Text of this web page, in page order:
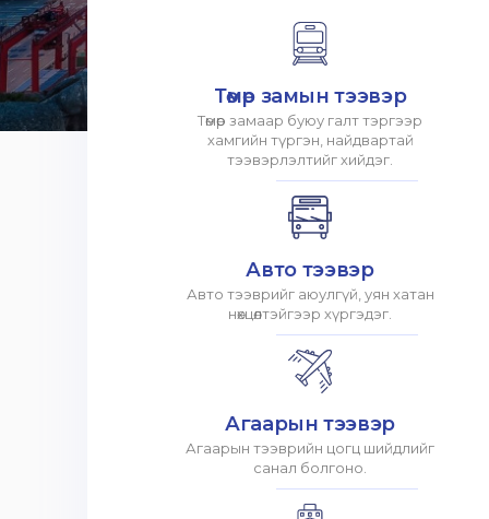
Төмөр замын тээвэр
Төмөр замаар буюу галт тэргээр
хамгийн түргэн, найдвартай
тээвэрлэлтийг хийдэг.
Авто тээвэр
Авто тээврийг аюулгүй, уян хатан
нөхцөлтэйгээр хүргэдэг.
Агаарын тээвэр
Агаарын тээврийн цогц шийдлийг
санал болгоно.